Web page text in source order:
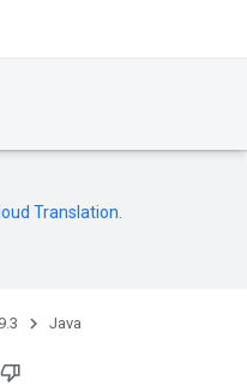
Translation
Java